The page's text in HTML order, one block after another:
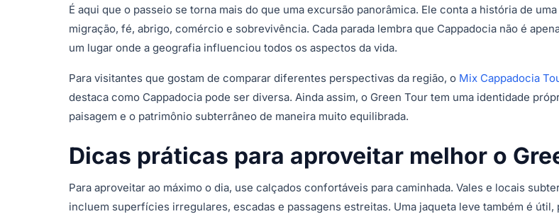
É aqui que o passeio se torna mais do que uma excursão panorâmica. Ele conta a história de
migração, fé, abrigo, comércio e sobrevivência. Cada parada lembra que Cappadocia não é
um lugar onde a geografia influenciou todos os aspectos da vida.
Para visitantes que gostam de comparar diferentes perspectivas da região, o Mix Cappadocia
destaca como Cappadocia pode ser diversa. Ainda assim, o Green Tour tem uma identidade
paisagem e o patrimônio subterrâneo de maneira muito equilibrada.
Dicas práticas para aproveitar melhor o
Para aproveitar ao máximo o dia, use calçados confortáveis para caminhada. Vales e locais
incluem superfícies irregulares, escadas e passagens estreitas. Uma jaqueta leve também é útil,